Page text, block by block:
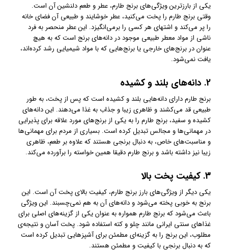
یکی از بارزترین ویژگی‌های برنج طارم، عطر و طعم دلنشین آن است.
وقتی برنج طارم را پخت می‌کنید، عطر خوشایند و طبیعی آن فضای خانه
را پر می‌کند و اشتهای هر کسی را برمی‌انگیزد. این عطر منحصر به فرد
ناشی از مواد معطر طبیعی موجود در دانه‌های برنج است که به هیچ
عنوان در برنج‌های خارجی یا برنج‌هایی که با مواد شیمیایی رشد کرده‌اند،
یافت نمی‌شود.
2. دانه‌های بلند و کشیده
برنج طارم دارای دانه‌هایی بلند و کشیده است که پس از پخت، به طور
طبیعی قد می‌کشند و ظاهری زیبا و جذاب به غذا می‌دهند. این دانه‌های
کشیده و سفید، برنج طارم را به یکی از برنج‌های مورد علاقه برای پذیرایی
در مهمانی‌ها و مجالس تبدیل کرده است. بسیاری از مردم برای مهمانی‌ها
و مناسبت‌های خاص، به دنبال برنجی هستند که علاوه بر طعم، ظاهری
زیبا نیز داشته باشد و برنج طارم دقیقا همین خواسته را برآورده می‌کند.
3. کیفیت پخت بالا
یکی دیگر از ویژگی‌های بارز برنج طارم، کیفیت بالای پخت آن است. این
برنج به خوبی پخته می‌شود و دانه‌های آن به هم نمی‌چسبند. این ویژگی
باعث می‌شود که برنج طارم همواره به عنوان یکی از گزینه‌های اصلی برای
غذاهای سنتی ایرانی مانند چلو و کته استفاده شود. پخت آسان و نتیجه‌ی
مطلوب، این برنج را به گزینه‌ای مطمئن برای آشپزهایی تبدیل کرده است
که به دنبال برنجی با کیفیت و مطمئن هستند.